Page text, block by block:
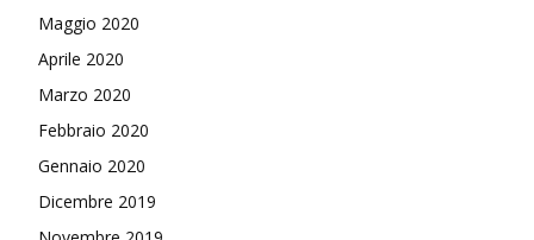
Maggio 2020
Aprile 2020
Marzo 2020
Febbraio 2020
Gennaio 2020
Dicembre 2019